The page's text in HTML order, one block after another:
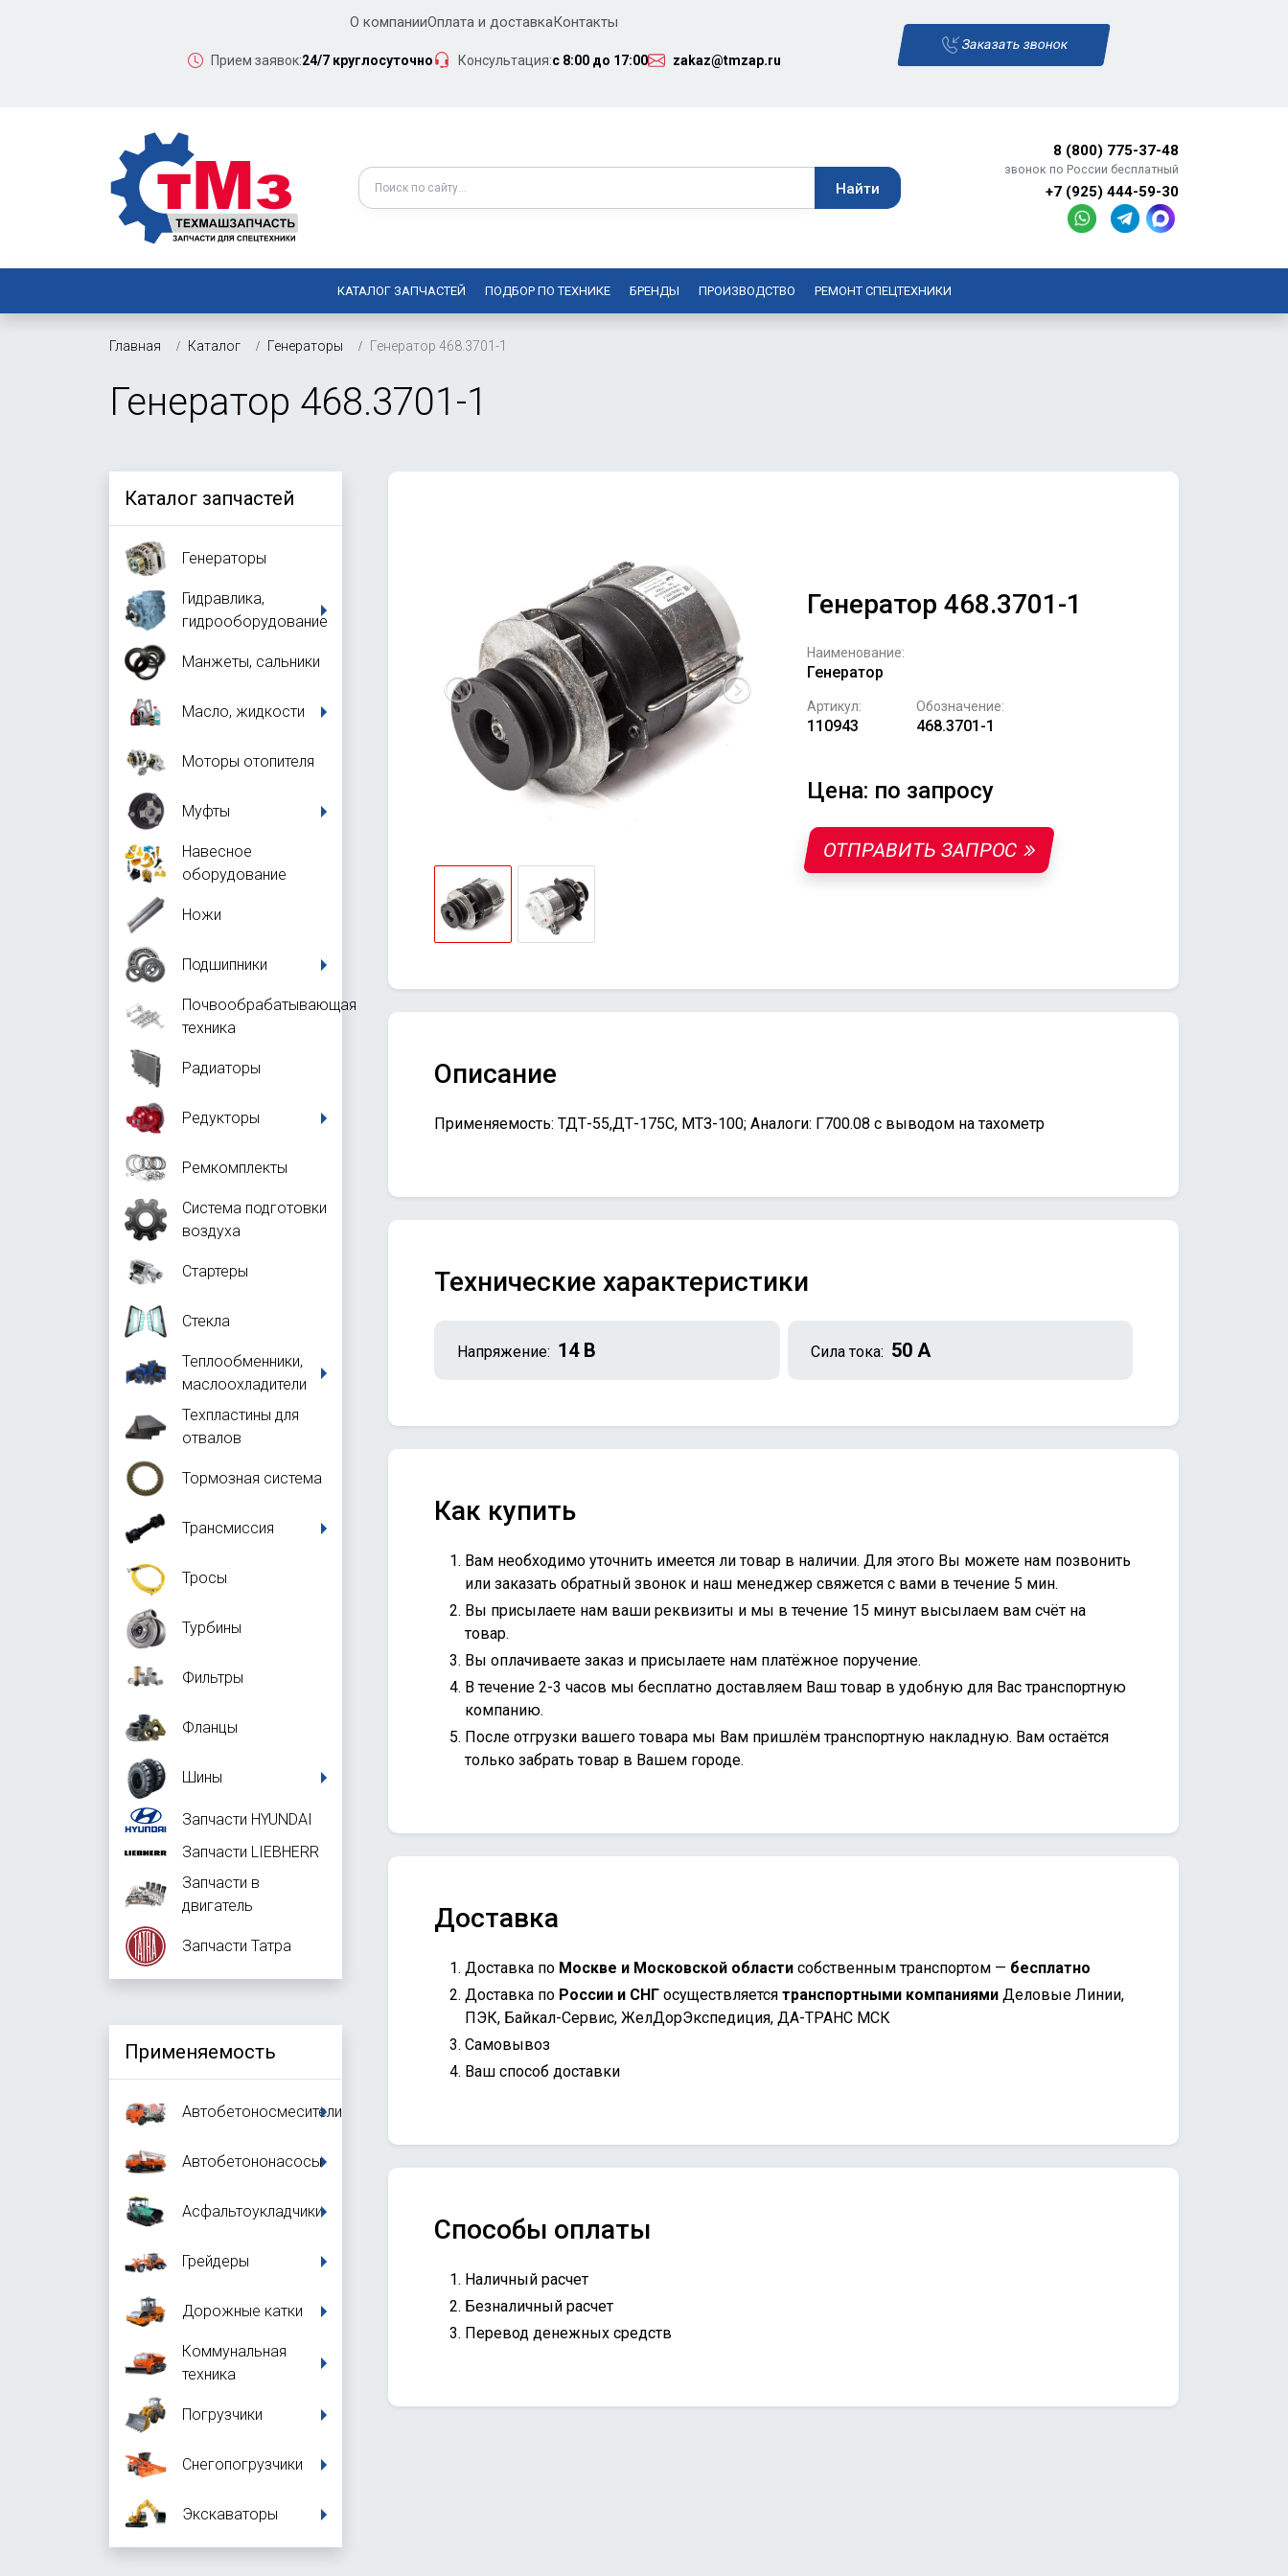
О компанииОплата и доставкаКонтакты
Прием заявок:24/7 круглосуточно Консультация:с 8:00 до 17:00 zakaz@tmzap.ru
Заказать звонок
8 (800) 775-37-48
звонок по России бесплатный
+7 (925) 444-59-30
КАТАЛОГ ЗАПЧАСТЕЙ ПОДБОР ПО ТЕХНИКЕ БРЕНДЫ ПРОИЗВОДСТВО РЕМОНТ СПЕЦТЕХНИКИ
Главная Каталог Генераторы Генератор 468.3701-1
Генератор 468.3701-1
Каталог запчастей
Генераторы
Гидравлика,
гидрооборудование
Манжеты, сальники
Масло, жидкости
Моторы отопителя
Муфты
Навесное
оборудование
Ножи
Подшипники
Почвообрабатывающая
техника
Радиаторы
Редукторы
Ремкомплекты
Система подготовки
воздуха
Стартеры
Стекла
Теплообменники,
маслоохладители
Техпластины для
отвалов
Тормозная система
Трансмиссия
Тросы
Турбины
Фильтры
Фланцы
Шины
Запчасти HYUNDAI
Запчасти LIEBHERR
Запчасти в
двигатель
Запчасти Татра
Применяемость
Автобетоносмесители
Автобетононасосы
Асфальтоукладчики
Грейдеры
Дорожные катки
Коммунальная
техника
Погрузчики
Снегопогрузчики
Экскаваторы
Генератор 468.3701-1
Наименование:
Генератор
Артикул:
110943
Обозначение:
468.3701-1
Цена: по запросу
ОТПРАВИТЬ ЗАПРОС
Описание
Применяемость: ТДТ-55,ДТ-175С, МТЗ-100; Аналоги: Г700.08 с выводом на тахометр
Технические характеристики
Напряжение: 14 В Сила тока: 50 А
Как купить
Вам необходимо уточнить имеется ли товар в наличии. Для этого Вы можете нам позвонить
или заказать обратный звонок и наш менеджер свяжется с вами в течение 5 мин.
Вы присылаете нам ваши реквизиты и мы в течение 15 минут высылаем вам счёт на
товар.
Вы оплачиваете заказ и присылаете нам платёжное поручение.
В течение 2-3 часов мы бесплатно доставляем Ваш товар в удобную для Вас транспортную
компанию.
После отгрузки вашего товара мы Вам пришлём транспортную накладную. Вам остаётся
только забрать товар в Вашем городе.
Доставка
Доставка по Москве и Московской области собственным транспортом — бесплатно
Доставка по России и СНГ осуществляется транспортными компаниями Деловые Линии,
ПЭК, Байкал-Сервис, ЖелДорЭкспедиция, ДА-ТРАНС МСК
Самовывоз
Ваш способ доставки
Способы оплаты
Наличный расчет
Безналичный расчет
Перевод денежных средств